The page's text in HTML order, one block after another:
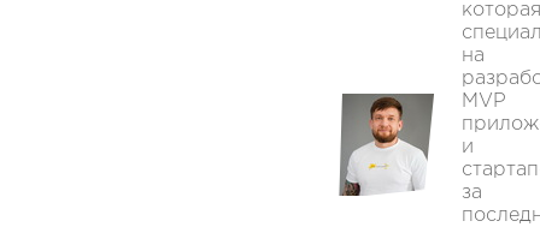
которая
на
MVP
и
за